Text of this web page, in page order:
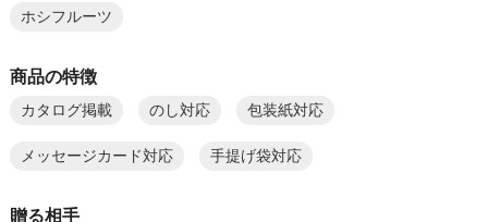
ホシフルーツ
商品の特徴
カタログ掲載 のし対応 包装紙対応
メッセージカード対応 手提げ袋対応
贈る相手